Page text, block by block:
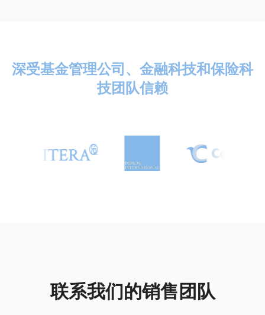
深受基金管理公司、金融科技和保险科
技团队信赖
联系我们的销售团队